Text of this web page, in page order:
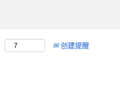
创建提醒